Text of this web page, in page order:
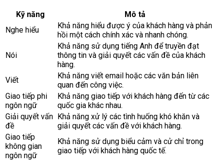
Kỹ năng
Mô tả
Nghe hiểu
Khả năng hiểu được ý của khách hàng và phản
hồi một cách chính xác và nhanh chóng.
Nói
Khả năng sử dụng tiếng Anh để truyền đạt
thông tin và giải quyết các vấn đề của khách
hàng.
Viết
Khả năng viết email hoặc các văn bản liên
quan đến công việc.
Giao tiếp phi
ngôn ngữ
Khả năng giao tiếp với khách hàng đến từ các
quốc gia khác nhau.
Giải quyết vấn
đề
Khả năng xử lý các tình huống khó khăn và
giải quyết các vấn đề với khách hàng.
Giao tiếp
không gian
ngôn ngữ
Khả năng sử dụng biểu cảm và cử chỉ trong
giao tiếp với khách hàng quốc tế.